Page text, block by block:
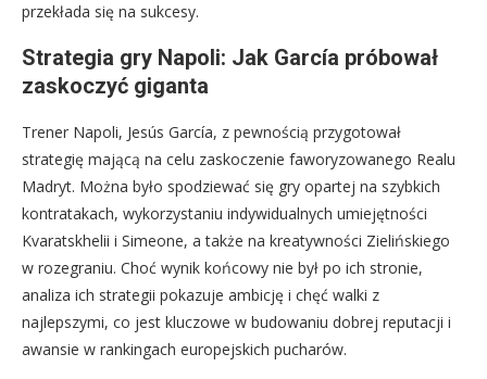
przekłada się na sukcesy.
Strategia gry Napoli: Jak García próbował
zaskoczyć giganta
Trener Napoli, Jesús García, z pewnością przygotował
strategię mającą na celu zaskoczenie faworyzowanego Realu
Madryt. Można było spodziewać się gry opartej na szybkich
kontratakach, wykorzystaniu indywidualnych umiejętności
Kvaratskhelii i Simeone, a także na kreatywności Zielińskiego
w rozegraniu. Choć wynik końcowy nie był po ich stronie,
analiza ich strategii pokazuje ambicję i chęć walki z
najlepszymi, co jest kluczowe w budowaniu dobrej reputacji i
awansie w rankingach europejskich pucharów.